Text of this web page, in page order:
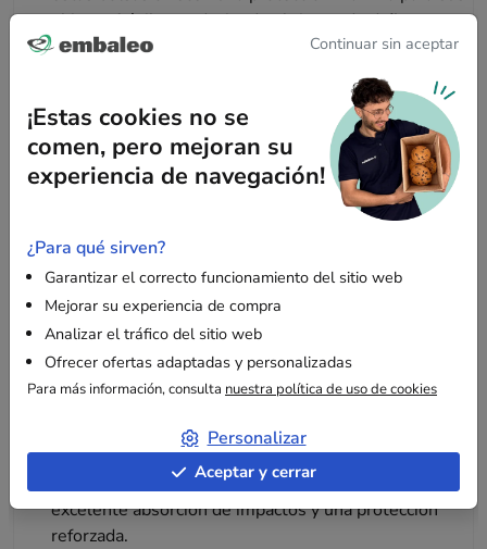
objetos frágiles, reduciendo el riesgo de daños
durante el transporte.
la banda adhesiva integrada permite
un cierre rápido y eficaz, mejorando la productividad
en los procesos de embalaje.
Versatilidad:aptas para múltiples aplicaciones,
estas bolsas son perfectas tanto para envíos
Información adicional
Dimensiones:con unas medidas de 10 x 16,5 cm,
estas bolsas son ideales para proteger objetos
pequeños como dispositivos electrónicos o una cinta
Material resistente:fabricados en tricapa (film +
burbuja + film), este material garantiza una
excelente absorción de impactos y una protección
reforzada.
Continuar sin aceptar
¡Estas cookies no se
comen, pero mejoran su
experiencia de navegación!
¿Para qué sirven?
Garantizar el correcto funcionamiento del sitio web
Mejorar su experiencia de compra
Analizar el tráfico del sitio web
Ofrecer ofertas adaptadas y personalizadas
Para más información, consulta nuestra política de uso de cookies
Personalizar
Aceptar y cerrar